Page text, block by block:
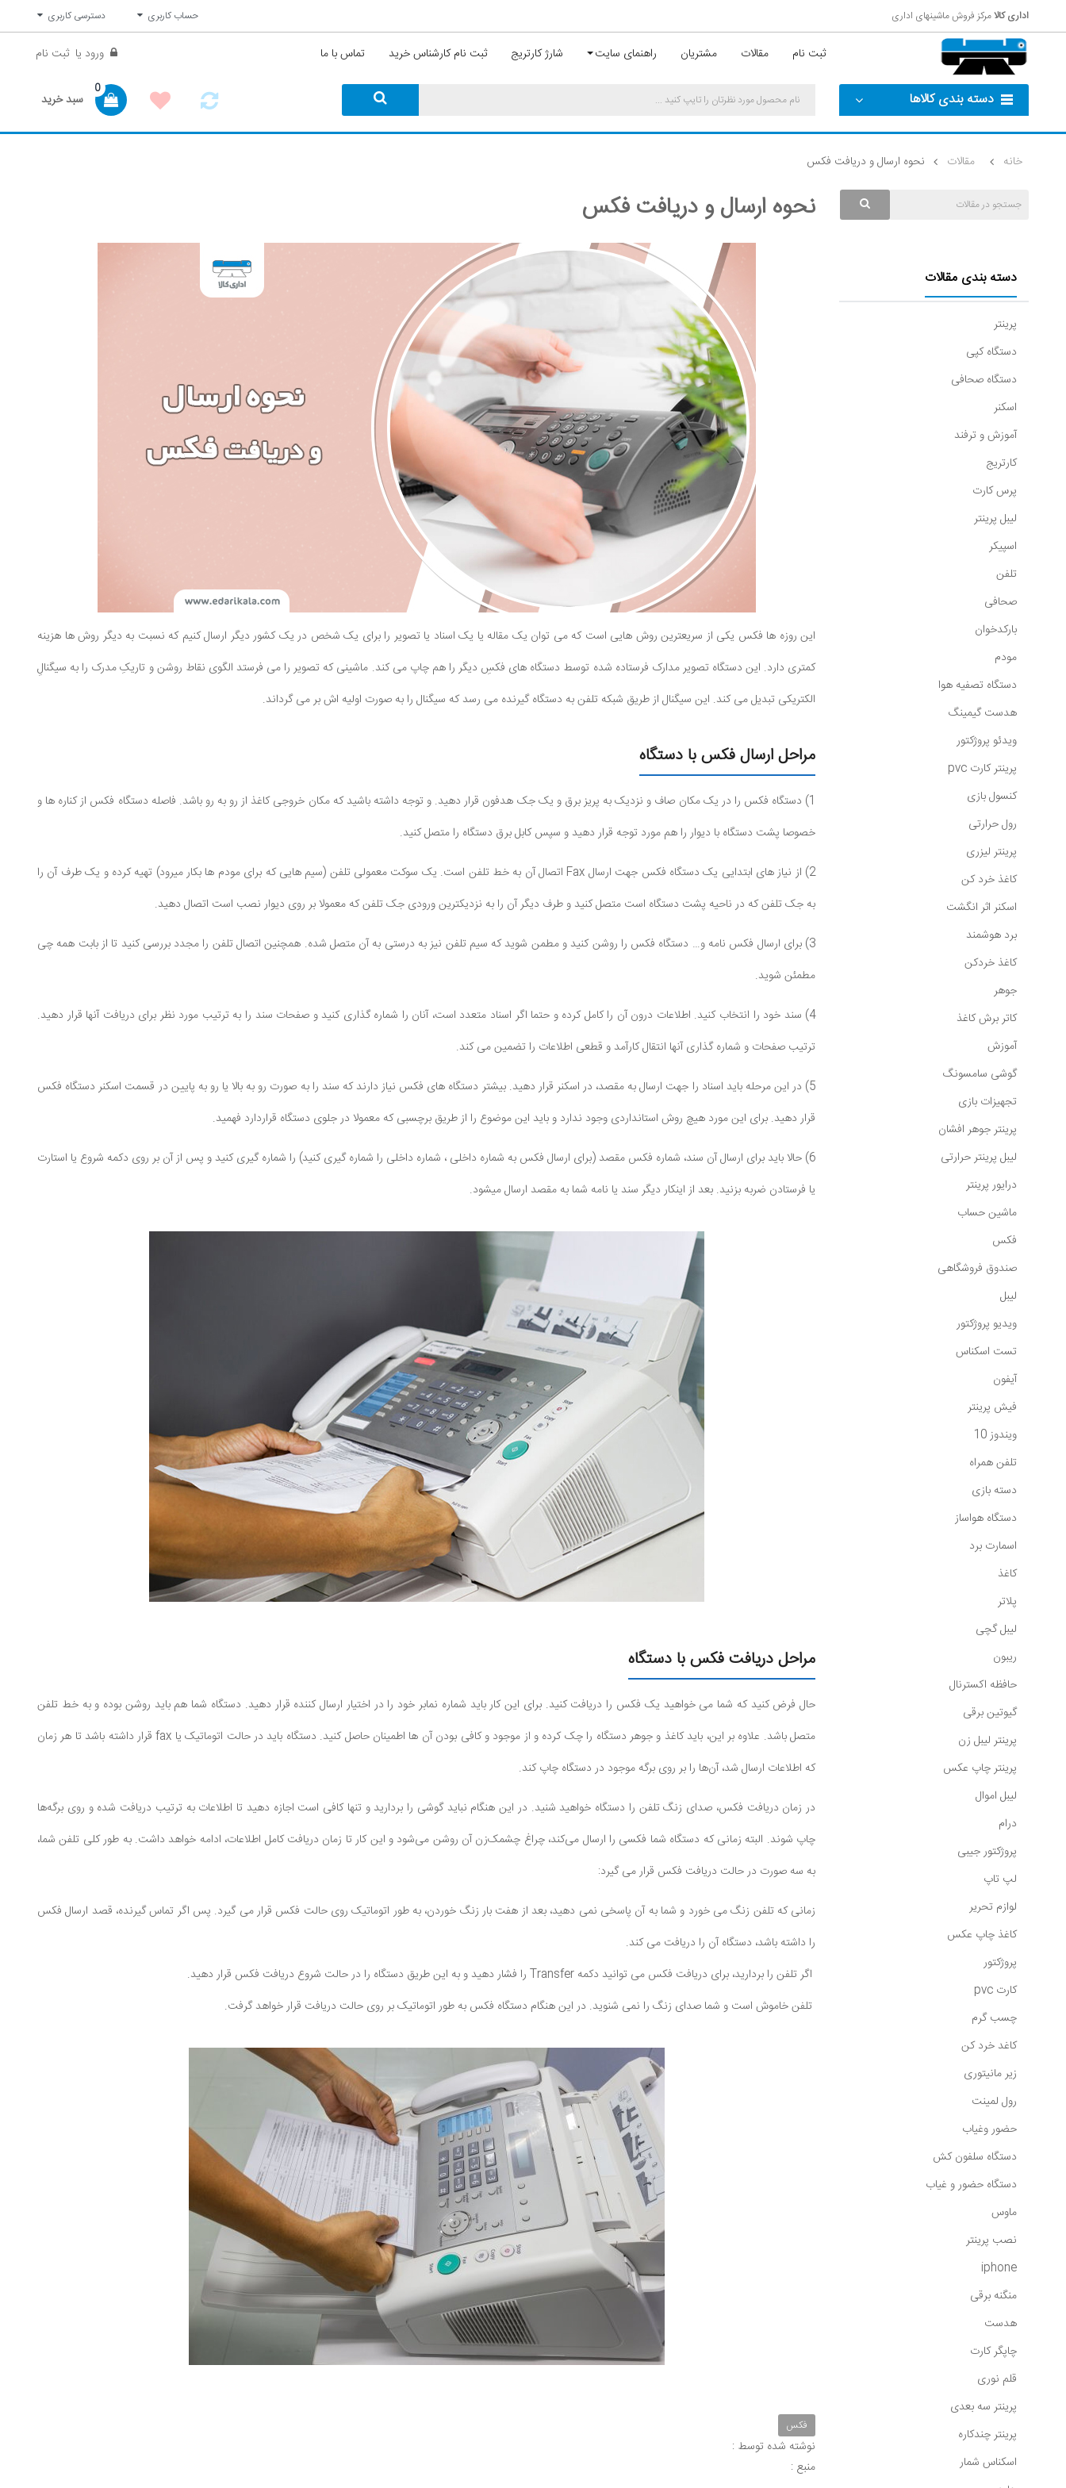
اداری کالامرکز فروش ماشینهای اداری حساب کاربری دسترسی کاربری
ثبت نام مقالات مشتریان راهنمای سایت شارژ کارتریج ثبت نام کارشناس خرید تماس با ما ورود یا ثبت نام
دسته بندی کالاها سبد خرید
0
خانه مقالات نحوه ارسال و دریافت فکس
دسته بندی مقالات
پرینتر
دستگاه کپی
دستگاه صحافی
اسکنر
آموزش و ترفند
کارتریج
پرس کارت
لیبل پرینتر
اسپیکر
تلفن
صحافی
بارکدخوان
مودم
دستگاه تصفیه هوا
هدست گیمینگ
ویدئو پروژکتور
پرینتر کارت pvc
کنسول بازی
رول حرارتی
پرینتر لیزری
کاغذ خرد کن
اسکنر اثر انگشت
برد هوشمند
کاغذ خردکن
جوهر
کاتر برش کاغذ
آموزش
گوشی سامسونگ
تجهیزات بازی
پرینتر جوهر افشان
لیبل پرینتر حرارتی
درایور پرینتر
ماشین حساب
فکس
صندوق فروشگاهی
لیبل
ویدیو پروژکتور
تست اسکناس
آیفون
فیش پرینتر
ویندوز 10
تلفن همراه
دسته بازی
دستگاه هواساز
اسمارت برد
کاغذ
پلاتر
لیبل گچی
ریبون
حافظه اکسترنال
گیوتین برقی
پرینتر لیبل زن
پرینتر چاپ عکس
لیبل اموال
درام
پروژکتور جیبی
لپ تاپ
لوازم تحریر
کاغذ چاپ عکس
پروژکتور
کارت pvc
چسب گرم
کاغد خرد کن
زیر مانیتوری
رول لمینت
حضور وغیاب
دستگاه سلفون کش
دستگاه حضور و غیاب
ماوس
نصب پرینتر
iphone
منگنه برقی
هدست
چاپگر کارت
قلم نوری
پرینتر سه بعدی
پرینتر چندکاره
اسکناس شمار
نحوه ارسال و دریافت فکس
این روزه ها فکس یکی از سریعترین روش هایی است که می توان یک مقاله یا یک اسناد یا تصویر را برای یک شخص در یک کشور دیگر ارسال کنیم که نسبت به دیگر روش ها هزینه
کمتری دارد. این دستگاه تصویر مدارک فرستاده شده توسط دستگاه های فکسِ دیگر را هم چاپ می کند. ماشینی که تصویر را می فرستد الگوی نقاط روشن و تاریکِ مدرک را به سیگنالِ
الکتریکی تبدیل می کند. این سیگنال از طریق شبکه تلفن به دستگاه گیرنده می رسد که سیگنال را به صورت اولیه اش بر می گرداند.
مراحل ارسال فکس با دستگاه
1) دستگاه فکس را در یک مکان صاف و نزدیک به پریز برق و یک جک هدفون قرار دهید. و توجه داشته باشید که مکان خروجی کاغذ از رو به رو باشد. فاصله دستگاه فکس از کناره ها و
خصوصا پشت دستگاه با دیوار را هم مورد توجه قرار دهید و سپس کابل برق دستگاه را متصل کنید.
2) از نیاز های ابتدایی یک دستگاه فکس جهت ارسال Fax اتصال آن به خط تلفن است. یک سوکت معمولی تلفن (سیم هایی که برای مودم ها بکار میرود) تهیه کرده و یک طرف آن را
به جک تلفن که در ناحیه پشت دستگاه است متصل کنید و طرف دیگر آن را به نزدیکترین ورودی جک تلفن که معمولا بر روی دیوار نصب است اتصال دهید.
3) برای ارسال فکس نامه و… دستگاه فکس را روشن کنید و مطمن شوید که سیم تلفن نیز به درستی به آن متصل شده. همچنین اتصال تلفن را مجدد بررسی کنید تا از بابت همه چی
مطمئن شوید.
4) سند خود را انتخاب کنید. اطلاعات درون آن را کامل کرده و حتما اگر اسناد متعدد است، آنان را شماره گذاری کنید و صفحات سند را به ترتیب مورد نظر برای دریافت آنها قرار دهید.
ترتیب صفحات و شماره گذاری آنها انتقال کارآمد و قطعی اطلاعات را تضمین می کند.
5) در این مرحله باید اسناد را جهت ارسال به مقصد، در اسکنر قرار دهید. بیشتر دستگاه های فکس نیاز دارند که سند را به صورت رو به بالا یا رو به پایین در قسمت اسکنر دستگاه فکس
قرار دهید. برای این مورد هیچ روش استانداردی وجود ندارد و باید این موضوع را از طریق برچسبی که معمولا در جلوی دستگاه قراردارد فهمید.
6) حالا باید برای ارسال آن سند، شماره فکس مقصد (برای ارسال فکس به شماره داخلی ، شماره داخلی را شماره گیری کنید) را شماره گیری کنید و پس از آن بر روی دکمه شروع یا استارت
یا فرستادن ضربه بزنید. بعد از اینکار دیگر سند یا نامه شما به مقصد ارسال میشود.
مراحل دریافت فکس با دستگاه
حال فرض کنید که شما می خواهید یک فکس را دریافت کنید. برای این کار باید شماره نمابر خود را در اختیار ارسال کننده قرار دهید. دستگاه شما هم باید روشن بوده و به خط تلفن
متصل باشد. علاوه بر این، باید کاغذ و جوهر دستگاه را چک کرده و از موجود و کافی بودن آن ها اطمینان حاصل کنید. دستگاه باید در حالت اتوماتیک یا fax قرار داشته باشد تا هر زمان
که اطلاعات ارسال شد، آن‌ها را بر روی برگه موجود در دستگاه چاپ کند.
در زمان دریافت فکس، صدای زنگ تلفن را دستگاه خواهید شنید. در این هنگام نباید گوشی را بردارید و تنها کافی است اجازه دهید تا اطلاعات به ترتیب دریافت شده و روی برگه‌ها
چاپ شوند. البته زمانی که دستگاه شما فکسی را ارسال می‌کند، چراغ چشمک‌زن آن روشن می‌شود و این کار تا زمان دریافت کامل اطلاعات، ادامه خواهد داشت. به طور کلی تلفن شما،
به سه صورت در حالت دریافت فکس قرار می گیرد:
زمانی که تلفن زنگ می خورد و شما به آن پاسخی نمی دهید، بعد از هفت بار زنگ خوردن، به طور اتوماتیک روی حالت فکس قرار می گیرد. پس اگر تماس گیرنده، قصد ارسال فکس
را داشته باشد، دستگاه آن را دریافت می کند.
اگر تلفن را بردارید، برای دریافت فکس می توانید دکمه Transfer را فشار دهید و به این طریق دستگاه را در حالت شروع دریافت فکس قرار دهید.
تلفن خاموش است و شما صدای زنگ را نمی شنوید. در این هنگام دستگاه فکس به طور اتوماتیک بر روی حالت دریافت قرار خواهد گرفت.
فکس
نوشته شده توسط :
منبع :